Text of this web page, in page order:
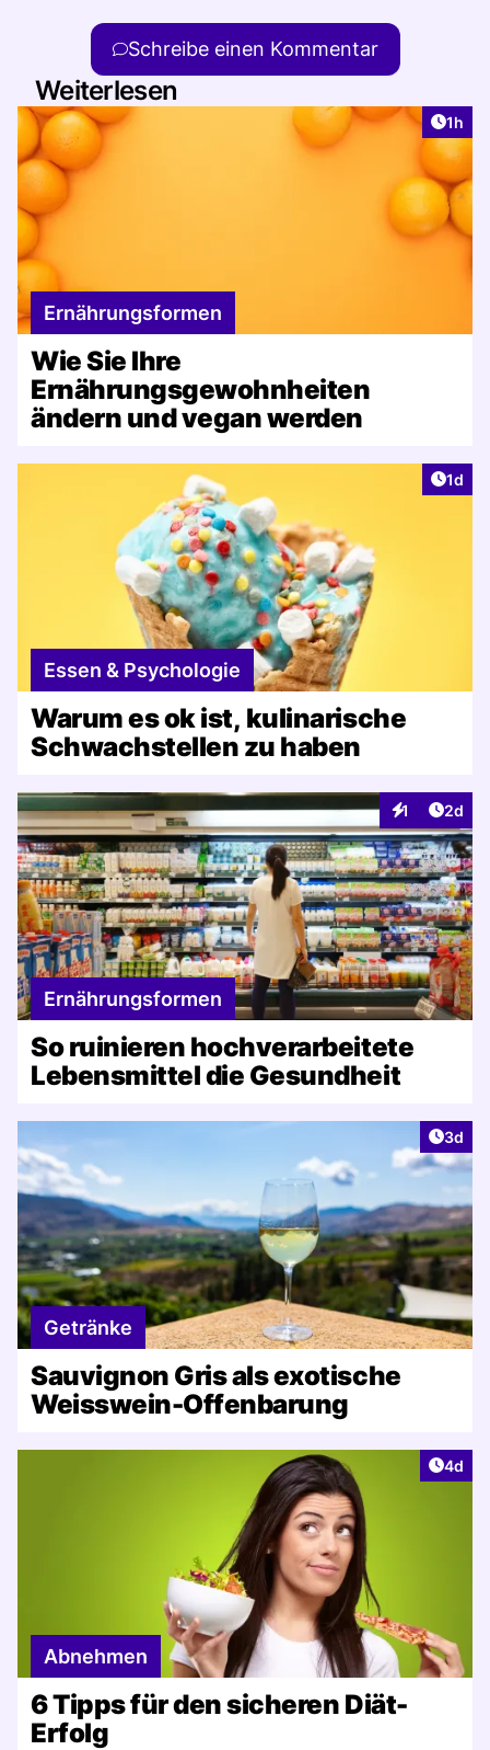
Schreibe einen Kommentar
Weiterlesen
1h
Ernährungsformen
Wie Sie Ihre
Ernährungsgewohnheiten
ändern und vegan werden
1d
Essen & Psychologie
Warum es ok ist, kulinarische
Schwachstellen zu haben
1
Interaktionen
2d
Ernährungsformen
So ruinieren hochverarbeitete
Lebensmittel die Gesundheit
3d
Getränke
Sauvignon Gris als exotische
Weisswein-Offenbarung
4d
Abnehmen
6 Tipps für den sicheren Diät-
Erfolg